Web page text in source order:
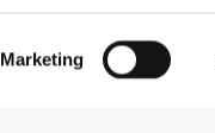
Marketing